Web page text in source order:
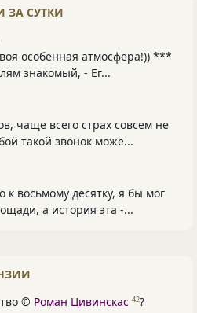
ЗА СУТКИ
особенная атмосфера!)) ***
знакомый, - Ег...
чаще всего страх совсем не
такой звонок може...
к восьмому десятку, я бы мог
а история эта -...
© Роман Цивинскас 42?